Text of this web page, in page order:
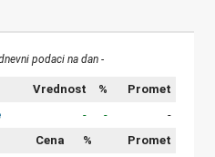
podaci na dan -
Vrednost %
Promet
- -
-
Cena %
Promet